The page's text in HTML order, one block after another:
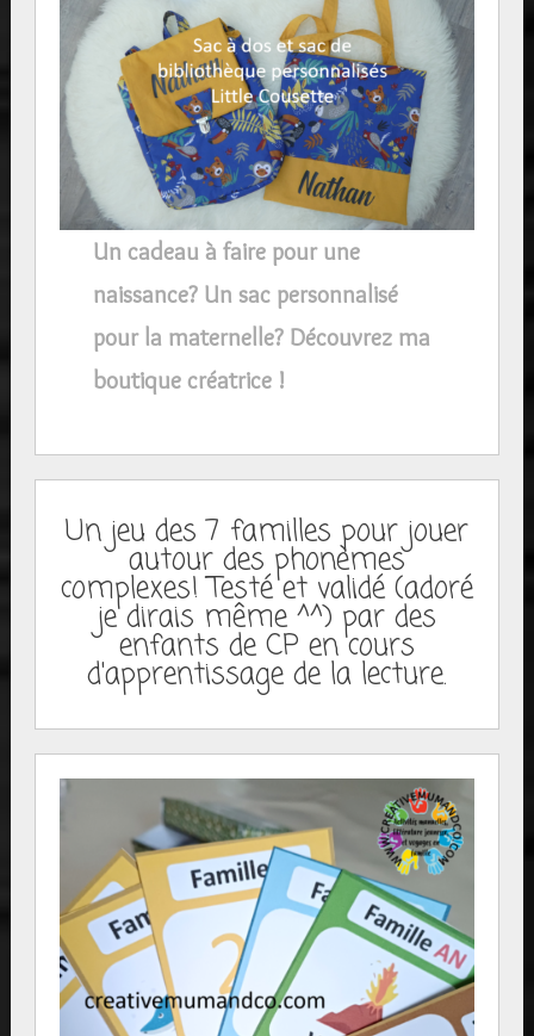
Un cadeau à faire pour une
naissance? Un sac personnalisé
pour la maternelle? Découvrez ma
boutique créatrice !
Un jeu des 7 familles pour jouer
autour des phonèmes
complexes! Testé et validé (adoré
je dirais même ^^) par des
enfants de CP en cours
d'apprentissage de la lecture.